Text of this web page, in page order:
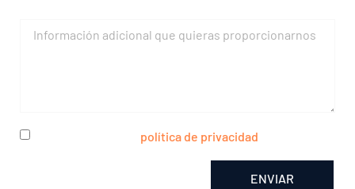
política de privacidad
ENVIAR